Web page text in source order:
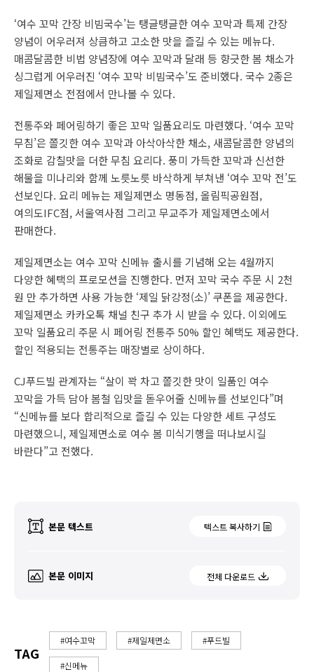
‘여수 꼬막 간장 비빔국수’는 탱글탱글한 여수 꼬막과 특제 간장
양념이 어우러져 상큼하고 고소한 맛을 즐길 수 있는 메뉴다.
매콤달콤한 비법 양념장에 여수 꼬막과 달래 등 향긋한 봄 채소가
싱그럽게 어우러진 ‘여수 꼬막 비빔국수’도 준비했다. 국수 2종은
제일제면소 전점에서 만나볼 수 있다.
전통주와 페어링하기 좋은 꼬막 일품요리도 마련했다. ‘여수 꼬막
무침’은 쫄깃한 여수 꼬막과 아삭아삭한 채소, 새콤달콤한 양념의
조화로 감칠맛을 더한 무침 요리다. 풍미 가득한 꼬막과 신선한
해물을 미나리와 함께 노릇노릇 바삭하게 부쳐낸 ‘여수 꼬막 전’도
선보인다. 요리 메뉴는 제일제면소 명동점, 올림픽공원점,
여의도IFC점, 서울역사점 그리고 무교주가 제일제면소에서
판매한다.
제일제면소는 여수 꼬막 신메뉴 출시를 기념해 오는 4월까지
다양한 혜택의 프로모션을 진행한다. 먼저 꼬막 국수 주문 시 2천
원 만 추가하면 사용 가능한 ‘제일 닭강정(소)’ 쿠폰을 제공한다.
제일제면소 카카오톡 채널 친구 추가 시 받을 수 있다. 이외에도
꼬막 일품요리 주문 시 페어링 전통주 50% 할인 혜택도 제공한다.
할인 적용되는 전통주는 매장별로 상이하다.
CJ푸드빌 관계자는 “살이 꽉 차고 쫄깃한 맛이 일품인 여수
꼬막을 가득 담아 봄철 입맛을 돋우어줄 신메뉴를 선보인다”며
“신메뉴를 보다 합리적으로 즐길 수 있는 다양한 세트 구성도
마련했으니, 제일제면소로 여수 봄 미식기행을 떠나보시길
바란다”고 전했다.
본문 텍스트 텍스트 복사하기
본문 이미지 전체 다운로드
TAG
#여수꼬막 #제일제면소 #푸드빌
#신메뉴